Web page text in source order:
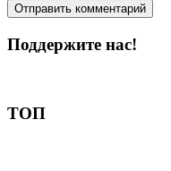
Поддержите нас!
ТОП